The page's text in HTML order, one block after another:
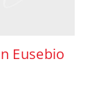
Eusebio